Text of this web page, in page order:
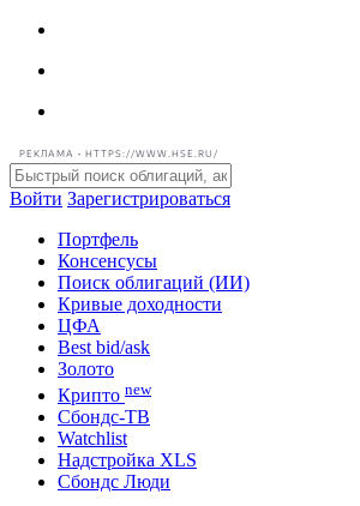
РЕКЛАМА • HTTPS://WWW.HSE.RU/
Войти Зарегистрироваться
Портфель
Консенсусы
Поиск облигаций (ИИ)
Кривые доходности
ЦФА
Best bid/ask
Золото
Крипто new